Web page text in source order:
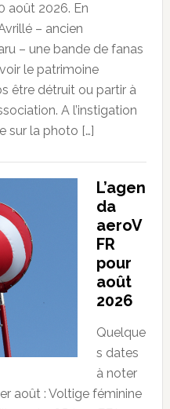
août 2026. En
– ancien
– une bande de fanas
le patrimoine
être détruit ou partir à
A l’instigation
sur la photo […]
L’agen
da
aeroV
FR
pour
août
2026
Quelque
s dates
à noter
août : Voltige féminine